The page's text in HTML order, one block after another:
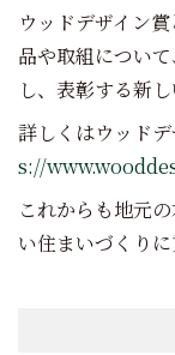
ウッドデザイン
品や取組につい
し、表彰する新し
詳しくはウッド
s://
これからも地元
い住まいづくりに